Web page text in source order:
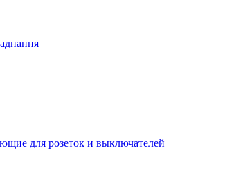
для розеток и выключателей